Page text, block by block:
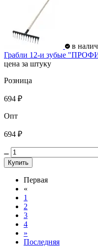
в
Грабли 12-и зубые
цена за штуку
Розница
694 ₽
Опт
694 ₽
Купить
Первая
«
1
2
3
4
»
Последняя